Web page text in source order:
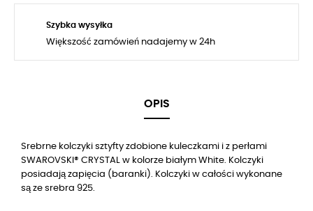
Szybka wysyłka
Większość zamówień nadajemy w 24h
OPIS
Srebrne kolczyki sztyfty zdobione kuleczkami i z perłami
SWAROVSKI® CRYSTAL w kolorze białym White. Kolczyki
posiadają zapięcia (baranki). Kolczyki w całości wykonane
są ze srebra 925.